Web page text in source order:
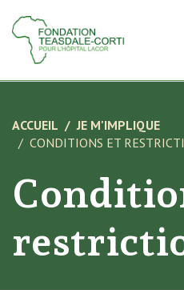
ACCUEIL
JE M'IMPLIQUE
CONDITIONS ET